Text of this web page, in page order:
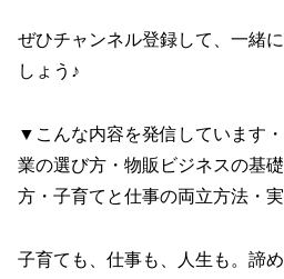
ぜひチャンネル登録して、一緒
しょう♪
▼こんな内容を発信しています
業の選び方・物販ビジネスの基
方・子育てと仕事の両立方法・
子育ても、仕事も、人生も。諦